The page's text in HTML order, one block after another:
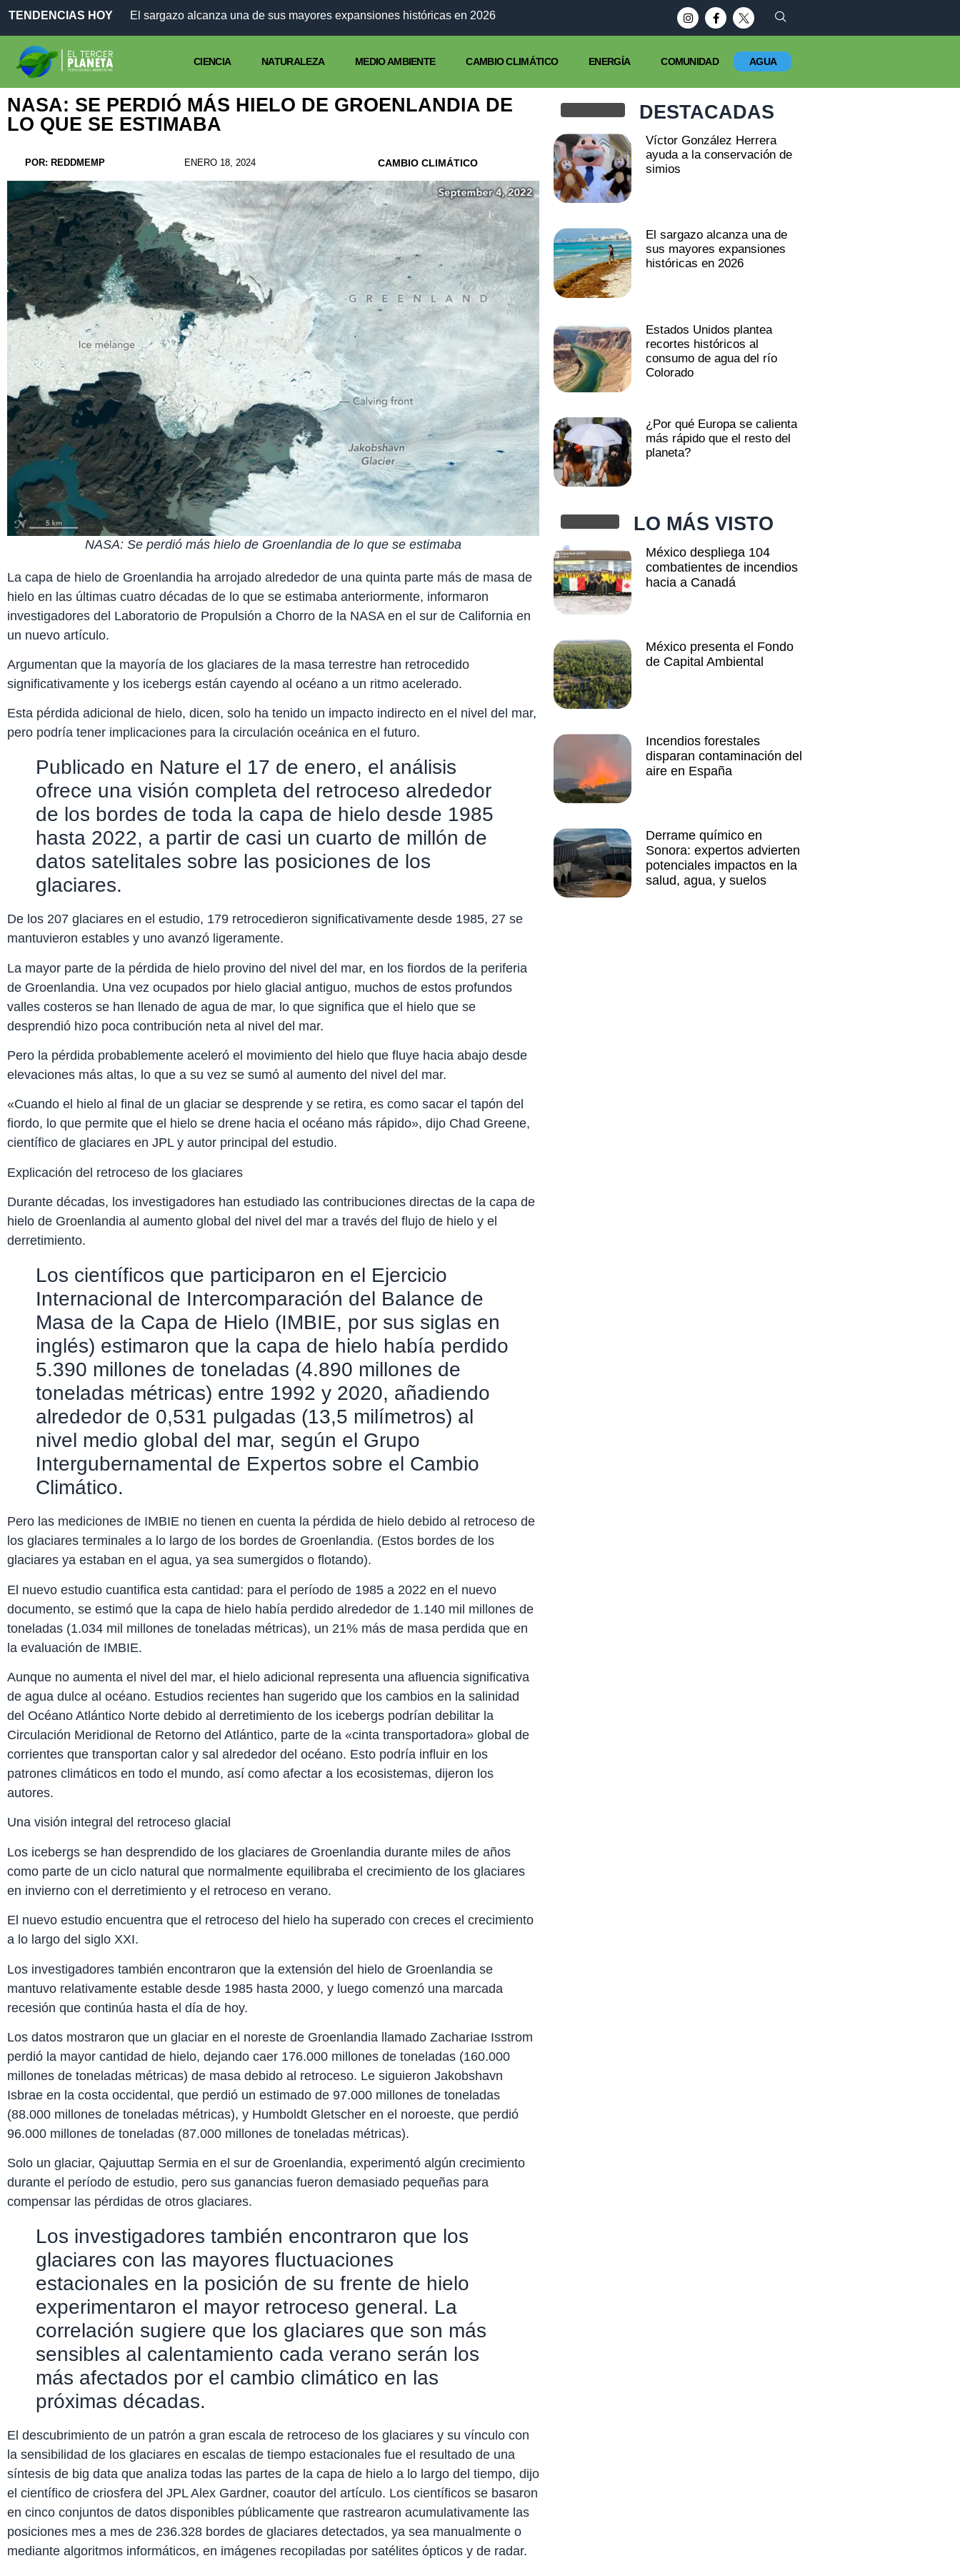
TENDENCIAS HOY Estados Unidos plantea recortes históricos al consumo de agua
CIENCIA NATURALEZA MEDIO AMBIENTE CAMBIO CLIMÁTICO ENERGÍA COMUNIDAD AGUA
NASA: SE PERDIÓ MÁS HIELO DE GROENLANDIA DE
LO QUE SE ESTIMABA
POR: REDDMEMP ENERO 18, 2024 CAMBIO CLIMÁTICO
NASA: Se perdió más hielo de Groenlandia de lo que se estimaba
La capa de hielo de Groenlandia ha arrojado alrededor de una quinta parte más de masa de
hielo en las últimas cuatro décadas de lo que se estimaba anteriormente, informaron
investigadores del Laboratorio de Propulsión a Chorro de la NASA en el sur de California en
un nuevo artículo.
Argumentan que la mayoría de los glaciares de la masa terrestre han retrocedido
significativamente y los icebergs están cayendo al océano a un ritmo acelerado.
Esta pérdida adicional de hielo, dicen, solo ha tenido un impacto indirecto en el nivel del mar,
pero podría tener implicaciones para la circulación oceánica en el futuro.
Publicado en Nature el 17 de enero, el análisis
ofrece una visión completa del retroceso alrededor
de los bordes de toda la capa de hielo desde 1985
hasta 2022, a partir de casi un cuarto de millón de
datos satelitales sobre las posiciones de los
glaciares.
De los 207 glaciares en el estudio, 179 retrocedieron significativamente desde 1985, 27 se
mantuvieron estables y uno avanzó ligeramente.
La mayor parte de la pérdida de hielo provino del nivel del mar, en los fiordos de la periferia
de Groenlandia. Una vez ocupados por hielo glacial antiguo, muchos de estos profundos
valles costeros se han llenado de agua de mar, lo que significa que el hielo que se
desprendió hizo poca contribución neta al nivel del mar.
Pero la pérdida probablemente aceleró el movimiento del hielo que fluye hacia abajo desde
elevaciones más altas, lo que a su vez se sumó al aumento del nivel del mar.
«Cuando el hielo al final de un glaciar se desprende y se retira, es como sacar el tapón del
fiordo, lo que permite que el hielo se drene hacia el océano más rápido», dijo Chad Greene,
científico de glaciares en JPL y autor principal del estudio.
Explicación del retroceso de los glaciares
Durante décadas, los investigadores han estudiado las contribuciones directas de la capa de
hielo de Groenlandia al aumento global del nivel del mar a través del flujo de hielo y el
derretimiento.
Los científicos que participaron en el Ejercicio
Internacional de Intercomparación del Balance de
Masa de la Capa de Hielo (IMBIE, por sus siglas en
inglés) estimaron que la capa de hielo había perdido
5.390 millones de toneladas (4.890 millones de
toneladas métricas) entre 1992 y 2020, añadiendo
alrededor de 0,531 pulgadas (13,5 milímetros) al
nivel medio global del mar, según el Grupo
Intergubernamental de Expertos sobre el Cambio
Climático.
Pero las mediciones de IMBIE no tienen en cuenta la pérdida de hielo debido al retroceso de
los glaciares terminales a lo largo de los bordes de Groenlandia. (Estos bordes de los
glaciares ya estaban en el agua, ya sea sumergidos o flotando).
El nuevo estudio cuantifica esta cantidad: para el período de 1985 a 2022 en el nuevo
documento, se estimó que la capa de hielo había perdido alrededor de 1.140 mil millones de
toneladas (1.034 mil millones de toneladas métricas), un 21% más de masa perdida que en
la evaluación de IMBIE.
Aunque no aumenta el nivel del mar, el hielo adicional representa una afluencia significativa
de agua dulce al océano. Estudios recientes han sugerido que los cambios en la salinidad
del Océano Atlántico Norte debido al derretimiento de los icebergs podrían debilitar la
Circulación Meridional de Retorno del Atlántico, parte de la «cinta transportadora» global de
corrientes que transportan calor y sal alrededor del océano. Esto podría influir en los
patrones climáticos en todo el mundo, así como afectar a los ecosistemas, dijeron los
autores.
Una visión integral del retroceso glacial
Los icebergs se han desprendido de los glaciares de Groenlandia durante miles de años
como parte de un ciclo natural que normalmente equilibraba el crecimiento de los glaciares
en invierno con el derretimiento y el retroceso en verano.
El nuevo estudio encuentra que el retroceso del hielo ha superado con creces el crecimiento
a lo largo del siglo XXI.
Los investigadores también encontraron que la extensión del hielo de Groenlandia se
mantuvo relativamente estable desde 1985 hasta 2000, y luego comenzó una marcada
recesión que continúa hasta el día de hoy.
Los datos mostraron que un glaciar en el noreste de Groenlandia llamado Zachariae Isstrom
perdió la mayor cantidad de hielo, dejando caer 176.000 millones de toneladas (160.000
millones de toneladas métricas) de masa debido al retroceso. Le siguieron Jakobshavn
Isbrae en la costa occidental, que perdió un estimado de 97.000 millones de toneladas
(88.000 millones de toneladas métricas), y Humboldt Gletscher en el noroeste, que perdió
96.000 millones de toneladas (87.000 millones de toneladas métricas).
Solo un glaciar, Qajuuttap Sermia en el sur de Groenlandia, experimentó algún crecimiento
durante el período de estudio, pero sus ganancias fueron demasiado pequeñas para
compensar las pérdidas de otros glaciares.
Los investigadores también encontraron que los
glaciares con las mayores fluctuaciones
estacionales en la posición de su frente de hielo
experimentaron el mayor retroceso general. La
correlación sugiere que los glaciares que son más
sensibles al calentamiento cada verano serán los
más afectados por el cambio climático en las
próximas décadas.
El descubrimiento de un patrón a gran escala de retroceso de los glaciares y su vínculo con
la sensibilidad de los glaciares en escalas de tiempo estacionales fue el resultado de una
síntesis de big data que analiza todas las partes de la capa de hielo a lo largo del tiempo, dijo
el científico de criosfera del JPL Alex Gardner, coautor del artículo. Los científicos se basaron
en cinco conjuntos de datos disponibles públicamente que rastrearon acumulativamente las
posiciones mes a mes de 236.328 bordes de glaciares detectados, ya sea manualmente o
mediante algoritmos informáticos, en imágenes recopiladas por satélites ópticos y de radar.
DESTACADAS
Víctor González Herrera
ayuda a la conservación de
simios
El sargazo alcanza una de
sus mayores expansiones
históricas en 2026
Estados Unidos plantea
recortes históricos al
consumo de agua del río
Colorado
¿Por qué Europa se calienta
más rápido que el resto del
planeta?
LO MÁS VISTO
México despliega 104
combatientes de incendios
hacia a Canadá
México presenta el Fondo
de Capital Ambiental
Incendios forestales
disparan contaminación del
aire en España
Derrame químico en
Sonora: expertos advierten
potenciales impactos en la
salud, agua, y suelos